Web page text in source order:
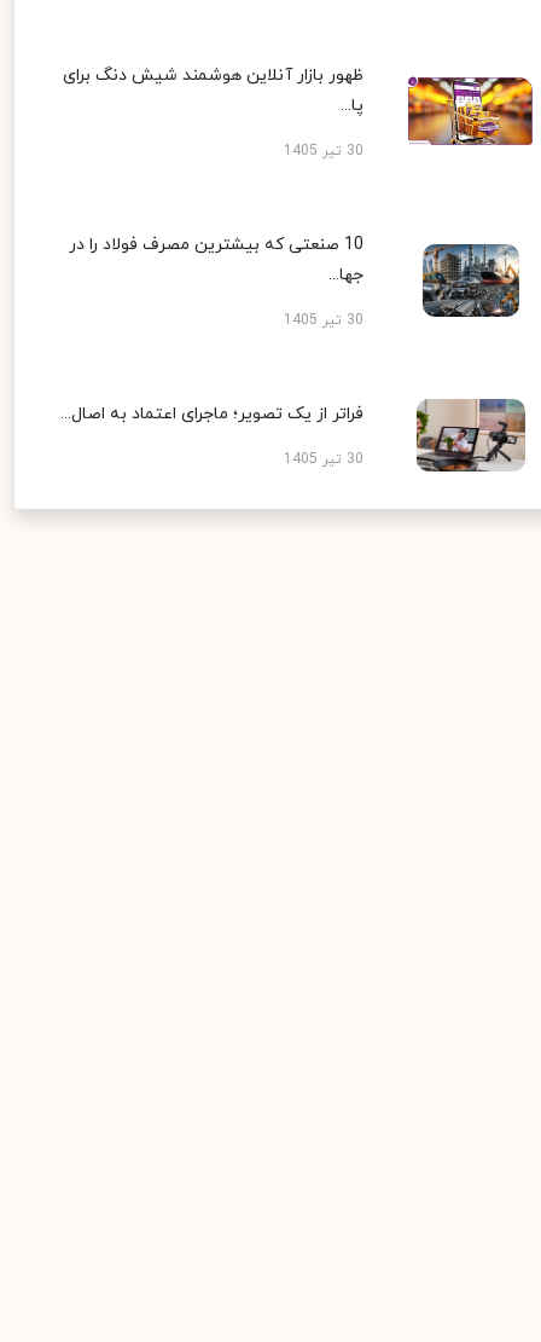
ظهور بازار آنلاین هوشمند شیش دنگ برای
پا...
30 تیر 1405
10 صنعتی که بیشترین مصرف فولاد را در
جها...
30 تیر 1405
فراتر از یک تصویر؛ ماجرای اعتماد به اصال...
30 تیر 1405